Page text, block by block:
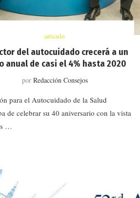
artículo
del autocuidado crecerá a un
anual de casi el 4% hasta 2020
por Redacción Consejos
para el Autocuidado de la Salud
de celebrar su 40 aniversario con la vista
…